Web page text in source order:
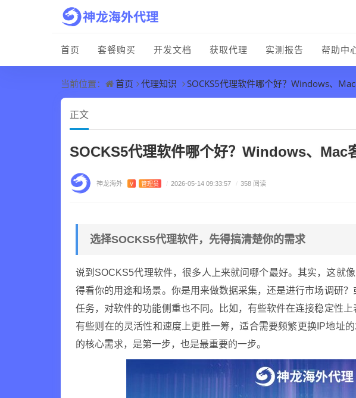
首页 套餐购买 开发文档 获取代理 实测报告 帮助中
当前位置： 首页 代理知识 SOCKS5代理软件哪个好？Windows、
正文
SOCKS5代理软件哪个好？Windows、Mac
神龙海外 V 管理员 / 2026-05-14 09:33:57 / 358 阅读
选择SOCKS5代理软件，先得搞清楚你的需求
说到SOCKS5代理软件，很多人上来就问哪个最好。其实，这就
得看你的用途和场景。你是用来做数据采集，还是进行市场调研
任务，对软件的功能侧重也不同。比如，有些软件在连接稳定性
有些则在的灵活性和速度上更胜一筹，适合需要频繁更换IP地址
的核心需求，是第一步，也是最重要的一步。